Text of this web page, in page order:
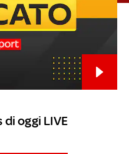
oggi LIVE